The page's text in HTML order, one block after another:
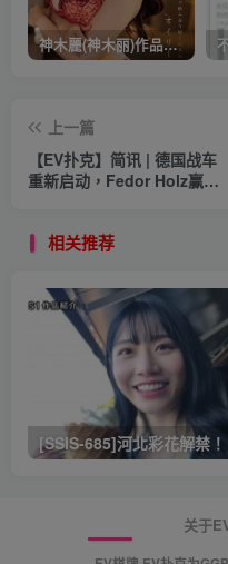
神木麗(神木丽)作品STARS-804发布！出道一周年，华丽布拉甲闪亮动人！【EV棋牌】
上一篇
【EV扑克】简讯 | 德国战车
重新启动，Fedor Holz赢得
相关推荐
关于